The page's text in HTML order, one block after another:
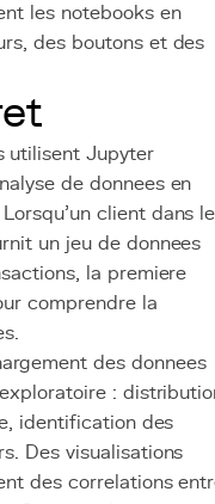
les notebooks en
des boutons et des
utilisent Jupyter
de donnees en
client dans le
un jeu de donnees
la premiere
comprendre la
des donnees
:
identification des
Des visualisations
des correlations